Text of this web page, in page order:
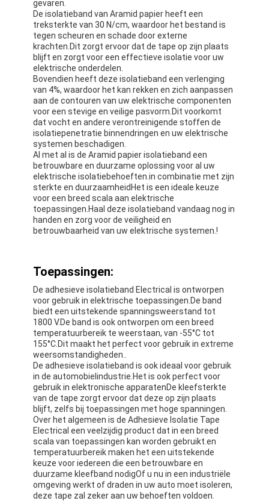
Huis
gevaren.
De isolatieband van Aramid papier heeft een
treksterkte van 30 N/cm, waardoor het bestand is
tegen scheuren en schade door externe
krachten.Dit zorgt ervoor dat de tape op zijn plaats
blijft en zorgt voor een effectieve isolatie voor uw
elektrische onderdelen.
Bovendien heeft deze isolatieband een verlenging
van 4%, waardoor het kan rekken en zich aanpassen
aan de contouren van uw elektrische componenten
voor een stevige en veilige pasvorm.Dit voorkomt
dat vocht en andere verontreinigende stoffen de
isolatiepenetratie binnendringen en uw elektrische
systemen beschadigen.
Al met al is de Aramid papier isolatieband een
betrouwbare en duurzame oplossing voor al uw
elektrische isolatiebehoeften.in combinatie met zijn
sterkte en duurzaamheidHet is een ideale keuze
voor een breed scala aan elektrische
toepassingen.Haal deze isolatieband vandaag nog in
handen en zorg voor de veiligheid en
betrouwbaarheid van uw elektrische systemen.!
Toepassingen:
De adhesieve isolatieband Electrical is ontworpen
voor gebruik in elektrische toepassingen.De band
biedt een uitstekende spanningsweerstand tot
1800 V.De band is ook ontworpen om een breed
temperatuurbereik te weerstaan, van -55°C tot
155°C.Dit maakt het perfect voor gebruik in extreme
weersomstandigheden..
De adhesieve isolatieband is ook ideaal voor gebruik
in de automobielindustrie.Het is ook perfect voor
gebruik in elektronische apparatenDe kleefsterkte
van de tape zorgt ervoor dat deze op zijn plaats
blijft, zelfs bij toepassingen met hoge spanningen.
Over het algemeen is de Adhesieve Isolatie Tape
Electrical een veelzijdig product dat in een breed
scala van toepassingen kan worden gebruikt.en
temperatuurbereik maken het een uitstekende
keuze voor iedereen die een betrouwbare en
duurzame kleefband nodigOf u nu in een industriële
omgeving werkt of draden in uw auto moet isoleren,
deze tape zal zeker aan uw behoeften voldoen.